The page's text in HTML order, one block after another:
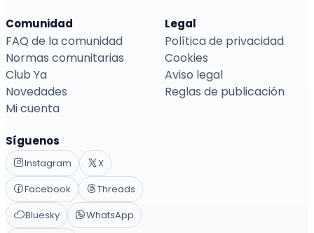
Comunidad
FAQ de la comunidad
Normas comunitarias
Club Ya
Novedades
Mi cuenta
Legal
Política de privacidad
Cookies
Aviso legal
Reglas de publicación
Síguenos
Instagram
X
Facebook
Threads
Bluesky
WhatsApp